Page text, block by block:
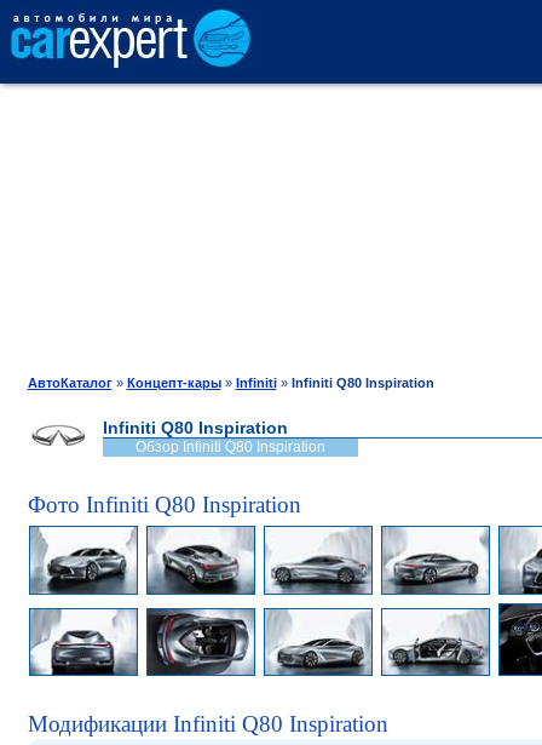
ТЕСТ-ДРАЙВ
ШИНЫ
АвтоКаталог» Концепт-кары» Infiniti» Infiniti Q80 Inspiration
Infiniti Q80 Inspiration
Обзор Infiniti Q80 Inspiration
Фото Infiniti Q80 Inspiration
Модификации Infiniti Q80 Inspiration